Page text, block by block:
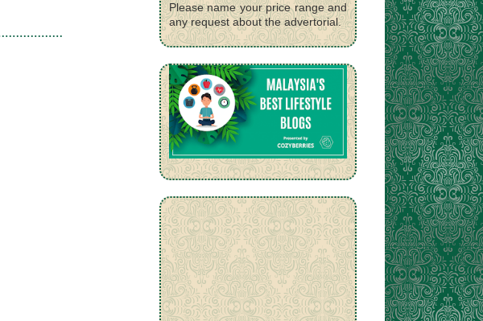
Please name your price range and
any request about the advertorial.